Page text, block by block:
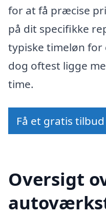
for at få præcise
på dit specifikke
typiske timeløn for
dog oftest ligge
time.
Få et gratis
Oversigt